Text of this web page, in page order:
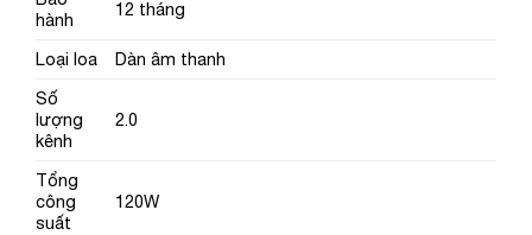
hành
12 tháng
Loại loa
Dàn âm thanh
Số
lượng
kênh
2.0
Tổng
công
suất
120W